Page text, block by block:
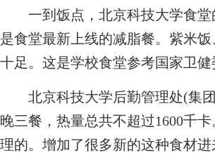
一到饭点，北京科技大学食堂
是食堂最新上线的减脂餐。紫米
十足。这是学校食堂参考国家卫
北京科技大学后勤管理处(集团
晚三餐，热量总共不超过1600千
理的。增加了很多新的这种食材